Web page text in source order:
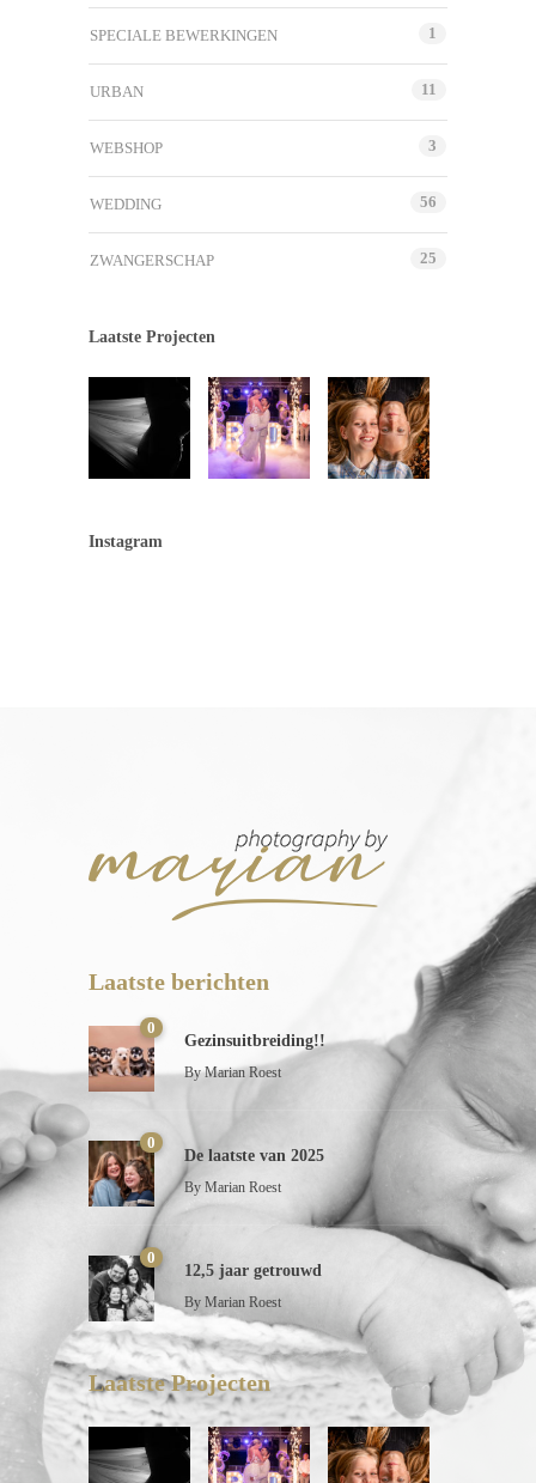
SPECIALE BEWERKINGEN 1
URBAN 11
WEBSHOP 3
WEDDING 56
ZWANGERSCHAP 25
Laatste Projecten
Instagram
Laatste berichten
0
Gezinsuitbreiding!!
ByMarian Roest
0
De laatste van 2025
By Marian Roest
0
12,5 jaar getrouwd
By Marian Roest
Laatste Projecten